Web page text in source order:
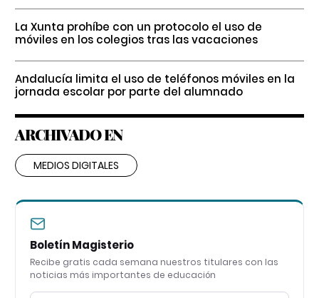
La Xunta prohíbe con un protocolo el uso de
móviles en los colegios tras las vacaciones
Andalucía limita el uso de teléfonos móviles en la
jornada escolar por parte del alumnado
ARCHIVADO EN
MEDIOS DIGITALES
Boletín Magisterio
Recibe gratis cada semana nuestros titulares con las
noticias más importantes de educación